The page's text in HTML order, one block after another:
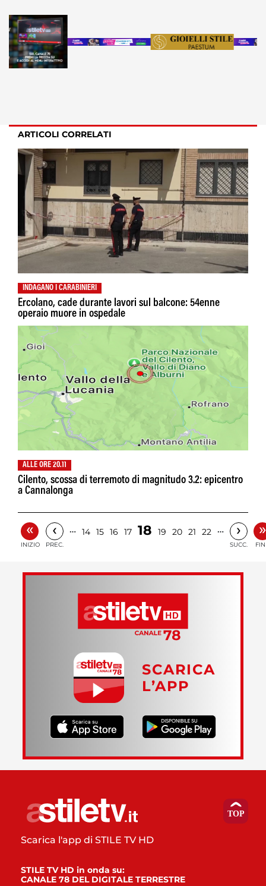
ARTICOLI CORRELATI
INDAGANO I CARABINIERI
Ercolano, cade durante lavori sul balcone: 54enne
operaio muore in ospedale
ALLE ORE 20.11
Cilento, scossa di terremoto di magnitudo 3.2: epicentro
a Cannalonga
«
INIZIO
‹
PREC.
… 14 15 16 17 18 19 20 21 22 … ›
SUCC.
»
SCARICA
L’APP
Scarica l'app di STILE TV HD
STILE TV HD in onda su:
CANALE 78 DEL DIGITALE TERRESTRE